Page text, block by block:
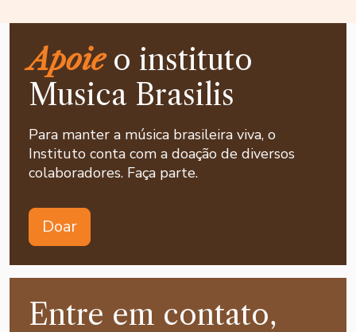
Apoieo instituto
Musica Brasilis
Para manter a música brasileira viva, o
Instituto conta com a doação de diversos
colaboradores. Faça parte.
Doar
Entre em contato,